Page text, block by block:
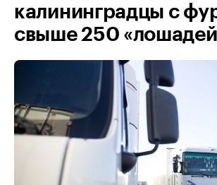
калининградцы с
свыше 250